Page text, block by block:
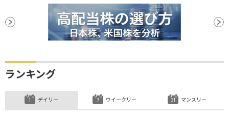
ランキング
デイリー ウイークリー マンスリー